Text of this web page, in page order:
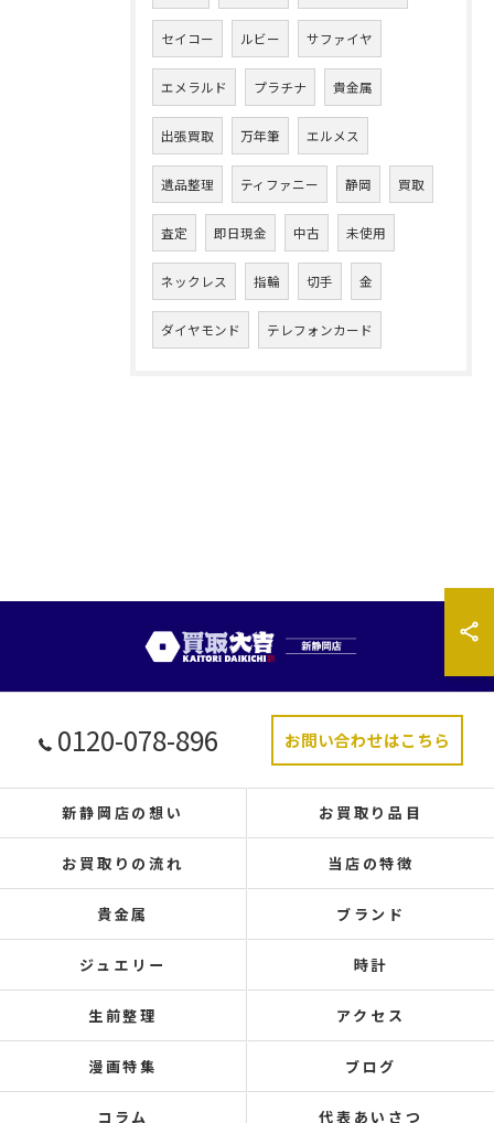
セイコー ルビー サファイヤ
エメラルド プラチナ 貴金属
出張買取 万年筆 エルメス
遺品整理 ティファニー 静岡 買取
査定 即日現金 中古 未使用
ネックレス 指輪 切手 金
ダイヤモンド テレフォンカード
0120-078-896 お問い合わせはこちら
新静岡店の想い お買取り品目
お買取りの流れ 当店の特徴
貴金属 ブランド
ジュエリー 時計
生前整理 アクセス
漫画特集 ブログ
コラム 代表あいさつ